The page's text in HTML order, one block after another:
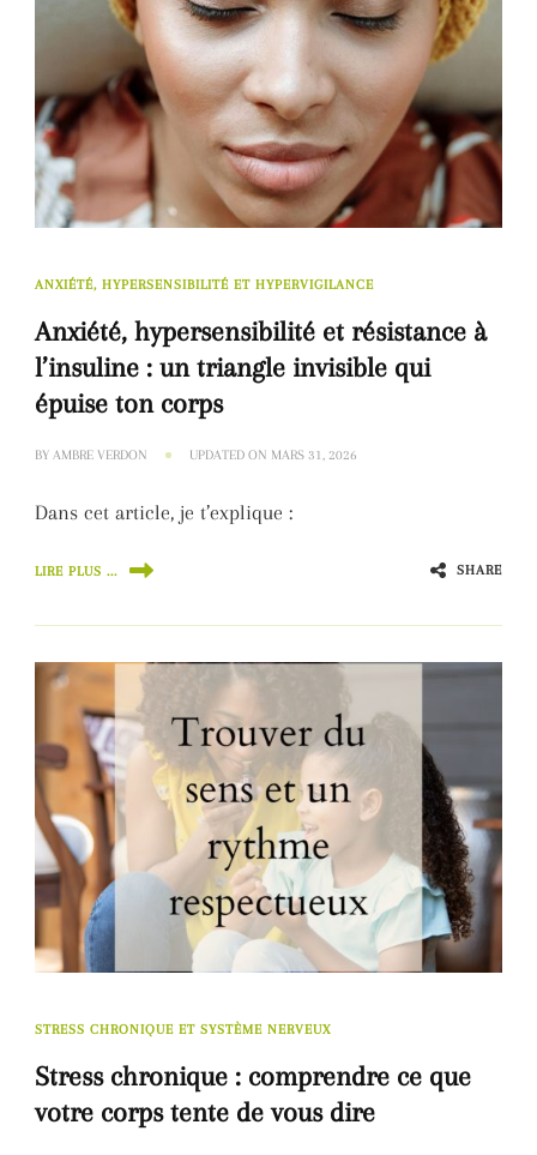
ANXIÉTÉ, HYPERSENSIBILITÉ ET HYPERVIGILANCE
Anxiété, hypersensibilité et résistance à
l’insuline : un triangle invisible qui
épuise ton corps
BY AMBRE VERDON UPDATED ON MARS 31, 2026
Dans cet article, je t’explique :
LIRE PLUS ... SHARE
STRESS CHRONIQUE ET SYSTÈME NERVEUX
Stress chronique : comprendre ce que
votre corps tente de vous dire